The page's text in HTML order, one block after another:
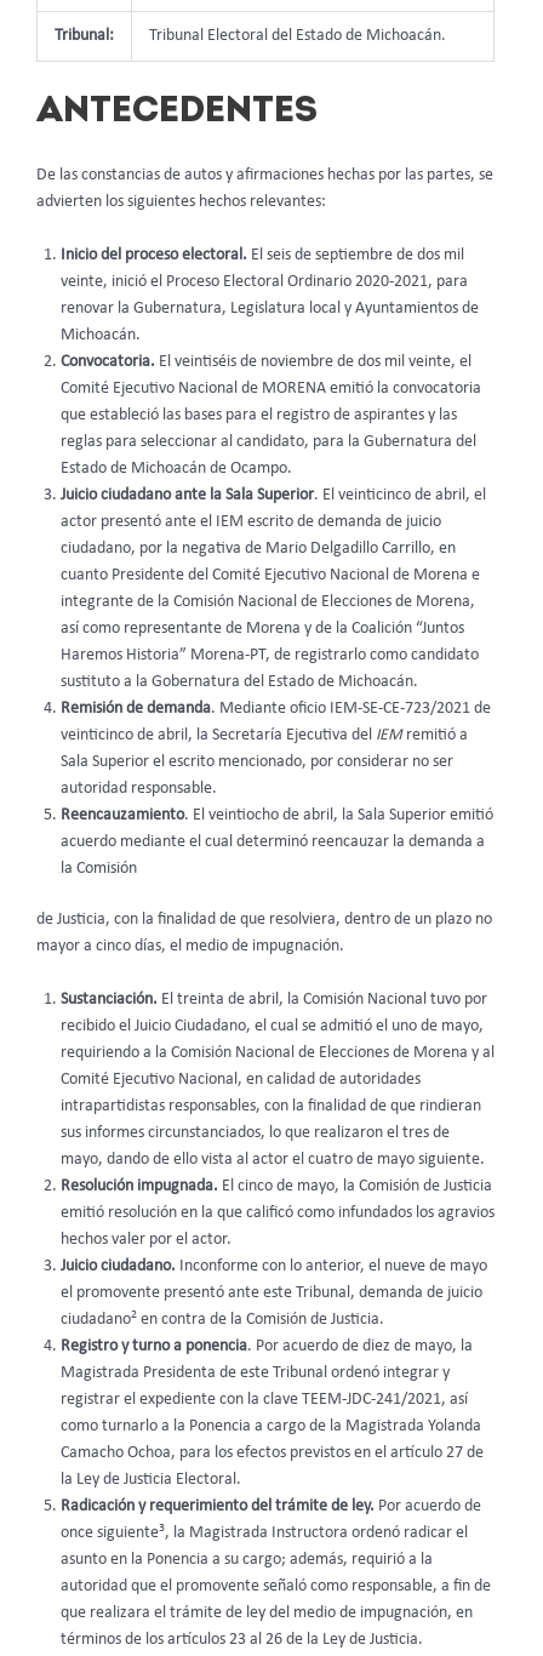
Tribunal: Tribunal Electoral del Estado de Michoacán.
ANTECEDENTES
De las constancias de autos y afirmaciones hechas por las partes, se
advierten los siguientes hechos relevantes:
Inicio del proceso electoral. El seis de septiembre de dos mil
veinte, inició el Proceso Electoral Ordinario 2020-2021, para
renovar la Gubernatura, Legislatura local y Ayuntamientos de
Michoacán.
Convocatoria. El veintiséis de noviembre de dos mil veinte, el
Comité Ejecutivo Nacional de MORENA emitió la convocatoria
que estableció las bases para el registro de aspirantes y las
reglas para seleccionar al candidato, para la Gubernatura del
Estado de Michoacán de Ocampo.
Juicio ciudadano ante la Sala Superior. El veinticinco de abril, el
actor presentó ante el IEM escrito de demanda de juicio
ciudadano, por la negativa de Mario Delgadillo Carrillo, en
cuanto Presidente del Comité Ejecutivo Nacional de Morena e
integrante de la Comisión Nacional de Elecciones de Morena,
así como representante de Morena y de la Coalición “Juntos
Haremos Historia” Morena-PT, de registrarlo como candidato
sustituto a la Gobernatura del Estado de Michoacán.
Remisión de demanda. Mediante oficio IEM-SE-CE-723/2021 de
veinticinco de abril, la Secretaría Ejecutiva del IEM remitió a
Sala Superior el escrito mencionado, por considerar no ser
autoridad responsable.
Reencauzamiento. El veintiocho de abril, la Sala Superior emitió
acuerdo mediante el cual determinó reencauzar la demanda a
la Comisión
de Justicia, con la finalidad de que resolviera, dentro de un plazo no
mayor a cinco días, el medio de impugnación.
Sustanciación. El treinta de abril, la Comisión Nacional tuvo por
recibido el Juicio Ciudadano, el cual se admitió el uno de mayo,
requiriendo a la Comisión Nacional de Elecciones de Morena y al
Comité Ejecutivo Nacional, en calidad de autoridades
intrapartidistas responsables, con la finalidad de que rindieran
sus informes circunstanciados, lo que realizaron el tres de
mayo, dando de ello vista al actor el cuatro de mayo siguiente.
Resolución impugnada. El cinco de mayo, la Comisión de Justicia
emitió resolución en la que calificó como infundados los agravios
hechos valer por el actor.
Juicio ciudadano.
Inconforme con lo anterior, el nueve de mayo
el promovente presentó ante este Tribunal, demanda de juicio
ciudadano2 en contra de la Comisión de Justicia.
Registro y turno a ponencia. Por acuerdo de diez de mayo, la
Magistrada Presidenta de este Tribunal ordenó integrar y
registrar el expediente con la clave TEEM-JDC-241/2021, así
como turnarlo a la Ponencia a cargo de la Magistrada Yolanda
Camacho Ochoa, para los efectos previstos en el artículo 27 de
la Ley de Justicia Electoral.
Radicación y requerimiento del trámite de ley. Por acuerdo de
once siguiente3, la Magistrada Instructora ordenó radicar el
asunto en la Ponencia a su cargo; además, requirió a la
autoridad que el promovente señaló como responsable, a fin de
que realizara el trámite de ley del medio de impugnación, en
términos de los artículos 23 al 26 de la Ley de Justicia.